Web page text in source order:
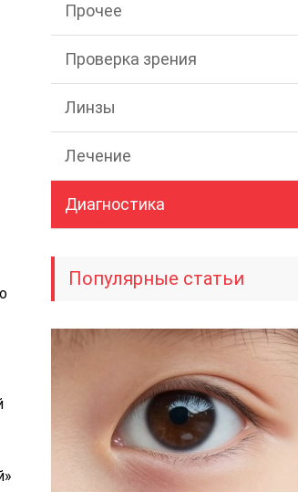
Прочее
Проверка зрения
Линзы
Лечение
Диагностика
Популярные статьи